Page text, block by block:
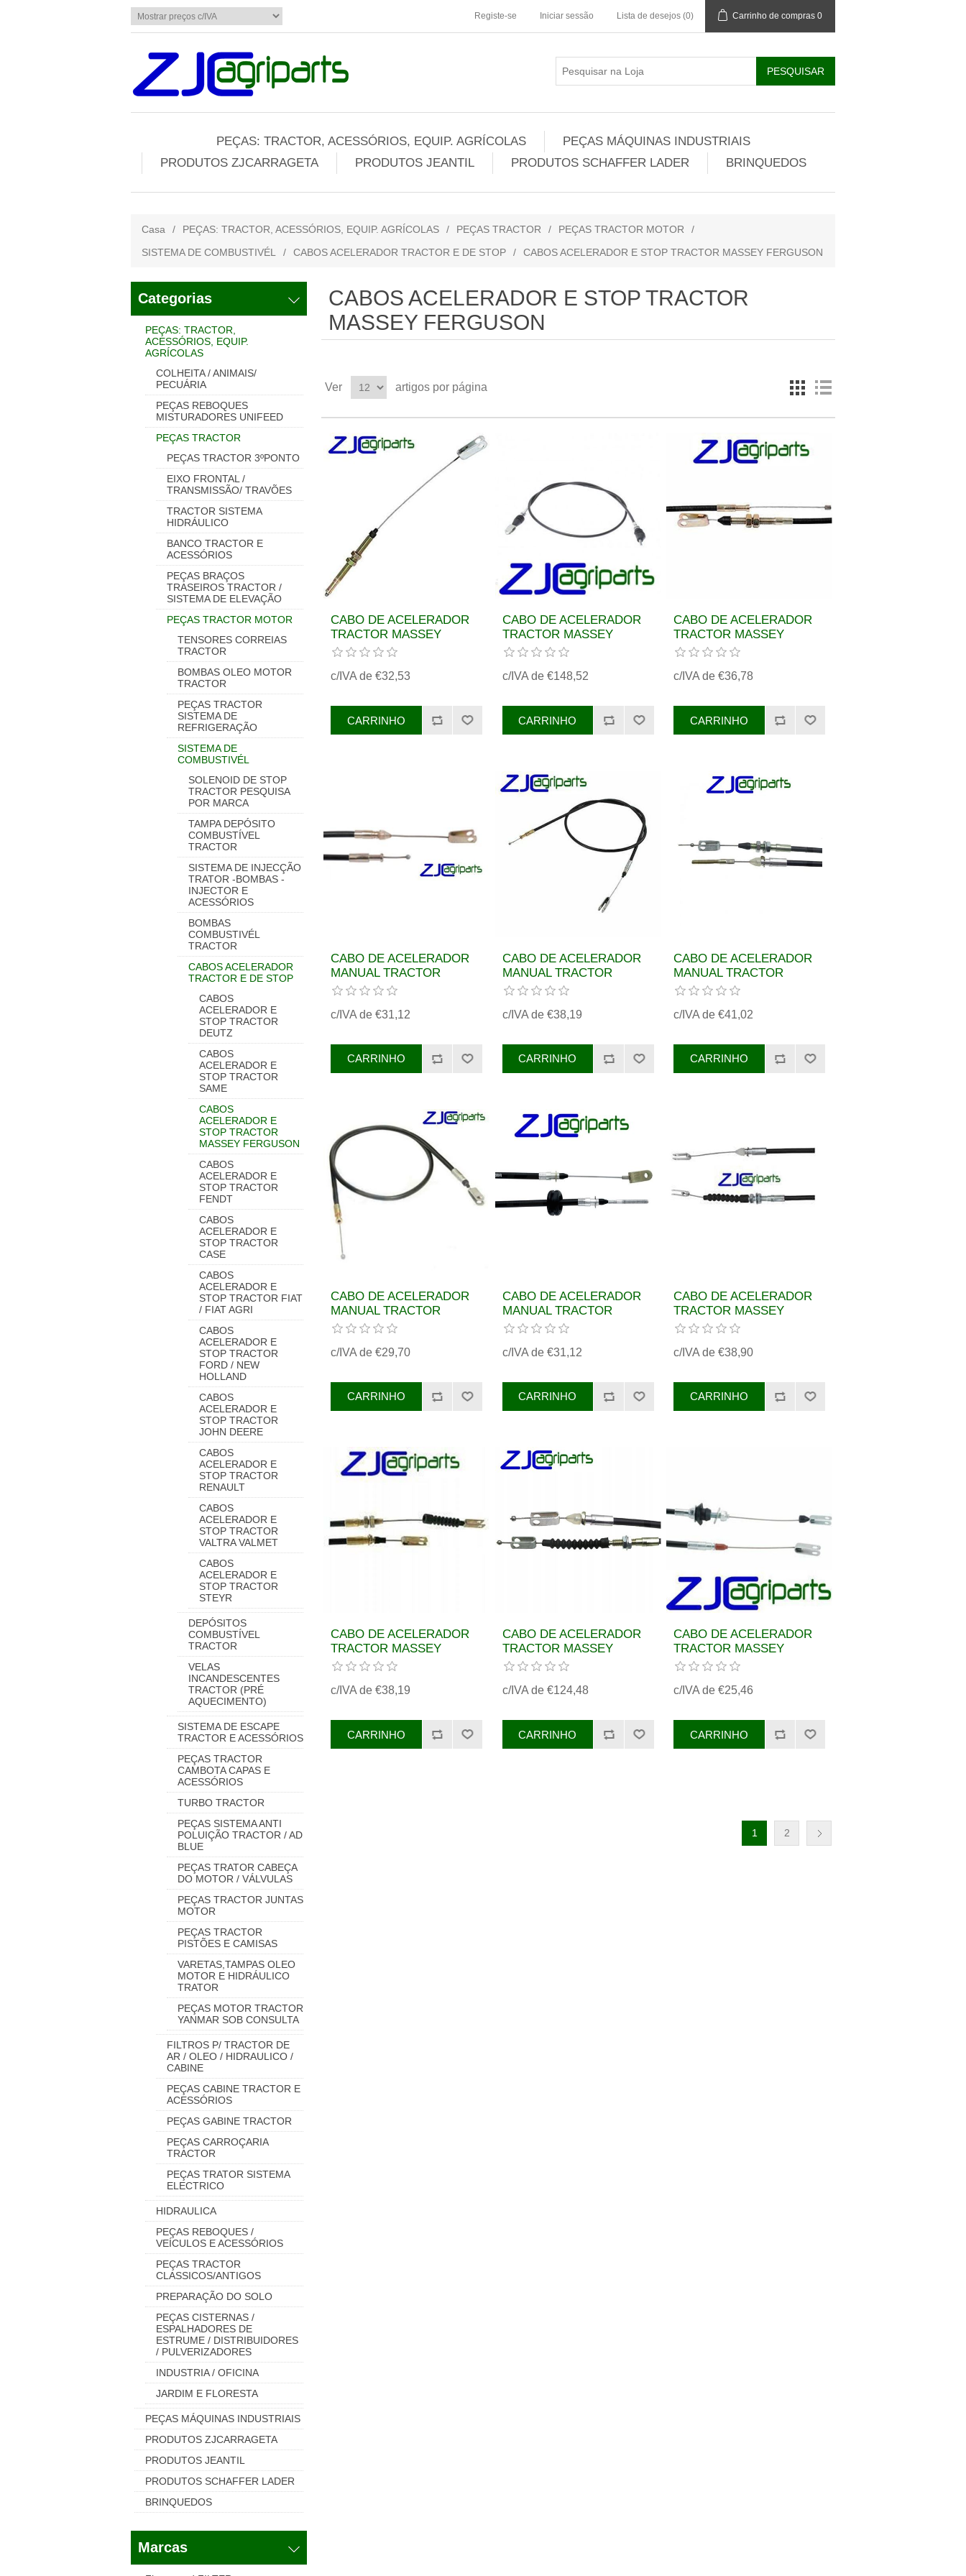
Registe-se Iniciar sessão Lista de desejos (0) Carrinho de compras 0
PEÇAS: TRACTOR, ACESSÓRIOS, EQUIP. AGRÍCOLAS
PEÇAS MÁQUINAS INDUSTRIAIS
PRODUTOS ZJCARRAGETA
PRODUTOS JEANTIL PRODUTOS SCHAFFER LADER BRINQUEDOS
Casa / PEÇAS: TRACTOR, ACESSÓRIOS, EQUIP. AGRÍCOLAS / PEÇAS TRACTOR / PEÇAS TRACTOR MOTOR
/
SISTEMA DE COMBUSTIVÉL
/ CABOS ACELERADOR TRACTOR E DE STOP / CABOS ACELERADOR E STOP TRACTOR MASSEY FERGUSON
Categorias
PEÇAS: TRACTOR,
ACESSÓRIOS, EQUIP.
AGRÍCOLAS
COLHEITA / ANIMAIS/
PECUÁRIA
PEÇAS REBOQUES
MISTURADORES UNIFEED
PEÇAS TRACTOR
PEÇAS TRACTOR 3ºPONTO
EIXO FRONTAL /
TRANSMISSÃO/ TRAVÕES
TRACTOR SISTEMA
HIDRÁULICO
BANCO TRACTOR E
ACESSÓRIOS
PEÇAS BRAÇOS
TRASEIROS TRACTOR /
SISTEMA DE ELEVAÇÃO
PEÇAS TRACTOR MOTOR
TENSORES CORREIAS
TRACTOR
BOMBAS OLEO MOTOR
TRACTOR
PEÇAS TRACTOR
SISTEMA DE
REFRIGERAÇÃO
SISTEMA DE
COMBUSTIVÉL
SOLENOID DE STOP
TRACTOR PESQUISA
POR MARCA
TAMPA DEPÓSITO
COMBUSTÍVEL
TRACTOR
SISTEMA DE INJECÇÃO
TRATOR -BOMBAS -
INJECTOR E
ACESSÓRIOS
BOMBAS
COMBUSTIVÉL
TRACTOR
CABOS ACELERADOR
TRACTOR E DE STOP
CABOS
ACELERADOR E
STOP TRACTOR
DEUTZ
CABOS
ACELERADOR E
STOP TRACTOR
SAME
CABOS
ACELERADOR E
STOP TRACTOR
MASSEY FERGUSON
CABOS
ACELERADOR E
STOP TRACTOR
FENDT
CABOS
ACELERADOR E
STOP TRACTOR
CASE
CABOS
ACELERADOR E
STOP TRACTOR FIAT
/ FIAT AGRI
CABOS
ACELERADOR E
STOP TRACTOR
FORD / NEW
HOLLAND
CABOS
ACELERADOR E
STOP TRACTOR
JOHN DEERE
CABOS
ACELERADOR E
STOP TRACTOR
RENAULT
CABOS
ACELERADOR E
STOP TRACTOR
VALTRA VALMET
CABOS
ACELERADOR E
STOP TRACTOR
STEYR
DEPÓSITOS
COMBUSTÍVEL
TRACTOR
VELAS
INCANDESCENTES
TRACTOR (PRÉ
AQUECIMENTO)
SISTEMA DE ESCAPE
TRACTOR E ACESSÓRIOS
PEÇAS TRACTOR
CAMBOTA CAPAS E
ACESSÓRIOS
TURBO TRACTOR
PEÇAS SISTEMA ANTI
POLUIÇÃO TRACTOR / AD
BLUE
PEÇAS TRATOR CABEÇA
DO MOTOR / VÁLVULAS
PEÇAS TRACTOR JUNTAS
MOTOR
PEÇAS TRACTOR
PISTÕES E CAMISAS
VARETAS,TAMPAS OLEO
MOTOR E HIDRÁULICO
TRATOR
PEÇAS MOTOR TRACTOR
YANMAR SOB CONSULTA
FILTROS P/ TRACTOR DE
AR / OLEO / HIDRAULICO /
CABINE
PEÇAS CABINE TRACTOR E
ACESSÓRIOS
PEÇAS GABINE TRACTOR
PEÇAS CARROÇARIA
TRACTOR
PEÇAS TRATOR SISTEMA
ELECTRICO
HIDRAULICA
PEÇAS REBOQUES /
VEÍCULOS E ACESSÓRIOS
PEÇAS TRACTOR
CLASSICOS/ANTIGOS
PREPARAÇÃO DO SOLO
PEÇAS CISTERNAS /
ESPALHADORES DE
ESTRUME / DISTRIBUIDORES
/ PULVERIZADORES
INDUSTRIA / OFICINA
JARDIM E FLORESTA
PEÇAS MÁQUINAS INDUSTRIAIS
PRODUTOS ZJCARRAGETA
PRODUTOS JEANTIL
PRODUTOS SCHAFFER LADER
BRINQUEDOS
Marcas
CABOS ACELERADOR E STOP TRACTOR
MASSEY FERGUSON
Ver artigos por página
CABO DE ACELERADOR
TRACTOR MASSEY
FERGUSON REF.
c/IVA de €32,53
CABO DE ACELERADOR
TRACTOR MASSEY
FERGUSON REF.
c/IVA de €148,52
CABO DE ACELERADOR
TRACTOR MASSEY
FERGUSON REF.
c/IVA de €36,78
CABO DE ACELERADOR
MANUAL TRACTOR
MASSEY FERGUSON REF.
c/IVA de €31,12
CABO DE ACELERADOR
MANUAL TRACTOR
MASSEY FERGUSON REF.
c/IVA de €38,19
CABO DE ACELERADOR
MANUAL TRACTOR
MASSEY FERGUSON REF.
c/IVA de €41,02
CABO DE ACELERADOR
MANUAL TRACTOR
MASSEY FERGUSON REF.
c/IVA de €29,70
CABO DE ACELERADOR
MANUAL TRACTOR
MASSEY FERGUSON REF.
c/IVA de €31,12
CABO DE ACELERADOR
TRACTOR MASSEY
FERGUSON REF.
c/IVA de €38,90
CABO DE ACELERADOR
TRACTOR MASSEY
FERGUSON REF.
c/IVA de €38,19
CABO DE ACELERADOR
TRACTOR MASSEY
FERGUSON REF.
c/IVA de €124,48
CABO DE ACELERADOR
TRACTOR MASSEY
FERGUSON REF.
c/IVA de €25,46
1 2